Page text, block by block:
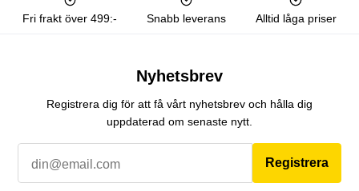
Fri frakt över 499:- Snabb leverans Alltid låga priser
Nyhetsbrev
Registrera dig för att få vårt nyhetsbrev och hålla dig
uppdaterad om senaste nytt.
Registrera